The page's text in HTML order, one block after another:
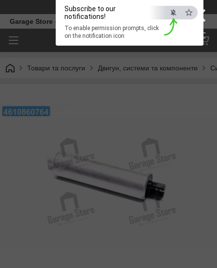
×
ESC
Subscribe to our
notifications!
To enable permission prompts, click
on the notification icon
Телефон
Garage Store – інтернет магазин автозапчастин.
Товари та послуги Двигун, системи та компоненти